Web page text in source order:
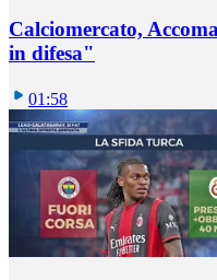
Calciomercato,
in difesa"
01:58